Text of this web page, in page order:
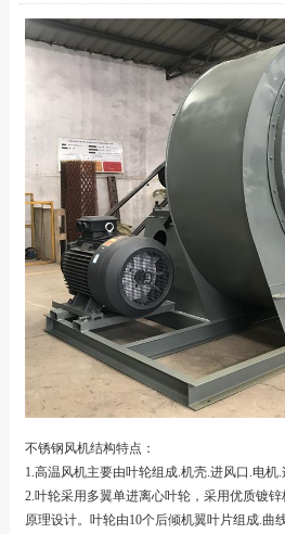
不锈钢风机结构特点：
1.高温风机主要由叶轮组成.机壳.进风口.电机.
2.叶轮采用多翼单进离心叶轮，采用优质镀
原理设计。叶轮由10个后倾机翼叶片组成.曲